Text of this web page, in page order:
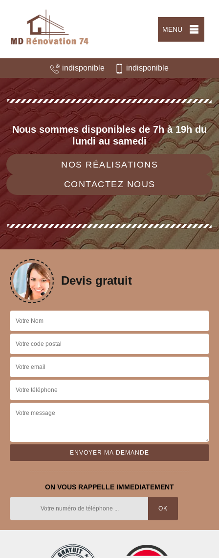
MENU
indisponible indisponible
Nous sommes disponibles de 7h à 19h du
lundi au samedi
NOS RÉALISATIONS
CONTACTEZ NOUS
Devis gratuit
ON VOUS RAPPELLE IMMEDIATEMENT